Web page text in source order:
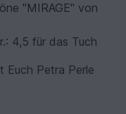
"MIRAGE" von
4,5 für das Tuch
Euch Petra Perle